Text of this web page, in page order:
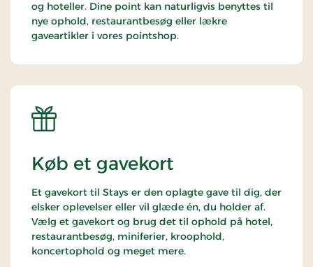
og hoteller. Dine point kan naturligvis benyttes til
nye ophold, restaurantbesøg eller lækre
gaveartikler i vores pointshop.
Køb et gavekort
Et gavekort til Stays er den oplagte gave til dig, der
elsker oplevelser eller vil glæde én, du holder af.
Vælg et gavekort og brug det til ophold på hotel,
restaurantbesøg, miniferier, kroophold,
koncertophold og meget mere.